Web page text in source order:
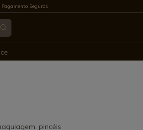
Pagamento Seguros
pincéis